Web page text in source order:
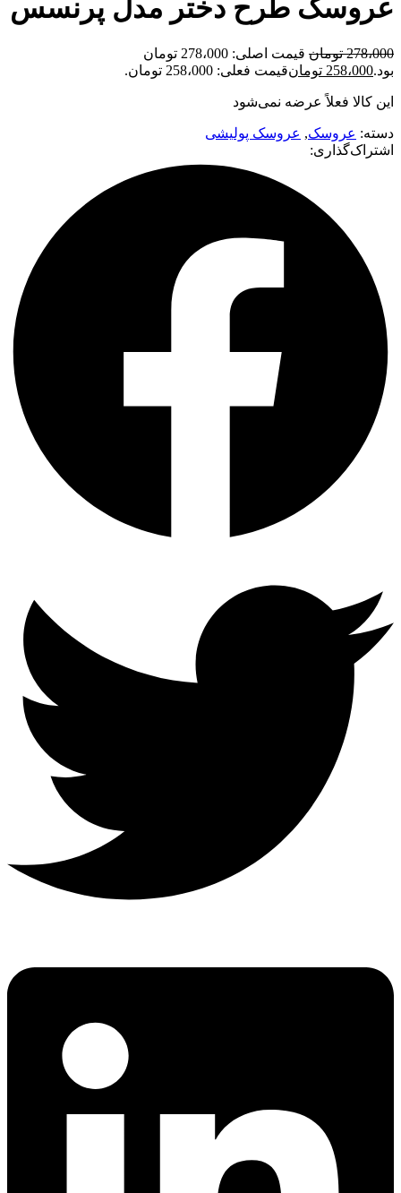
عروسک طرح دختر مدل پرنسس
278،000 تومان
قیمت اصلی: 278،000 تومان
بود.258،000 تومانقیمت فعلی: 258،000 تومان.
این کالا فعلاً عرضه نمی‌شود
دسته: عروسک, عروسک پولیشی
اشتراک‌گذاری: